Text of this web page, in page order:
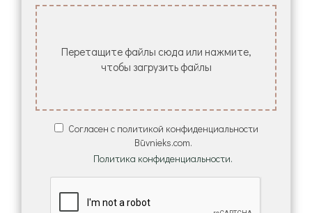
Перетащите файлы сюда или нажмите,
чтобы загрузить файлы
Согласен с политикой конфиденциальности
Būvnieks.com.
Политика конфиденциальности.